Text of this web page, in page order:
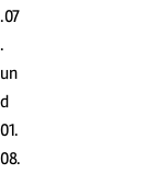
.07
.
un
d
01.
08.